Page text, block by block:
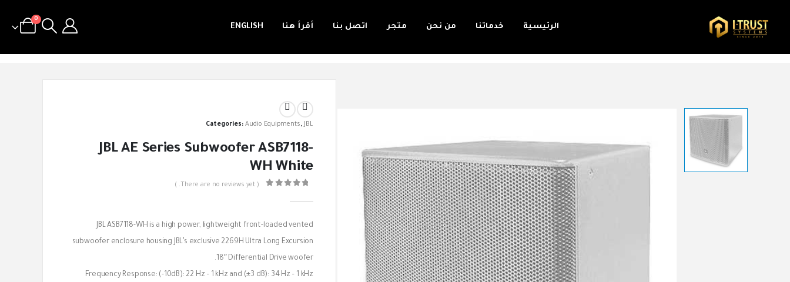
الرئيسية خدماتنا من نحن متجر اتصل بنا أقرأ هنا ENGLISH
0
Categories:Audio Equipments, JBL
JBL AE Series Subwoofer ASB7118-
WH White
( There are no reviews yet. )
JBL ASB7118-WH is a high power, lightweight front-loaded vented
subwoofer enclosure housing JBL’s exclusive 2269H Ultra Long Excursion
18″ Differential Drive woofer.
Frequency Response: (-10dB): 22 Hz – 1 kHz and (±3 dB): 34 Hz – 1 kHz